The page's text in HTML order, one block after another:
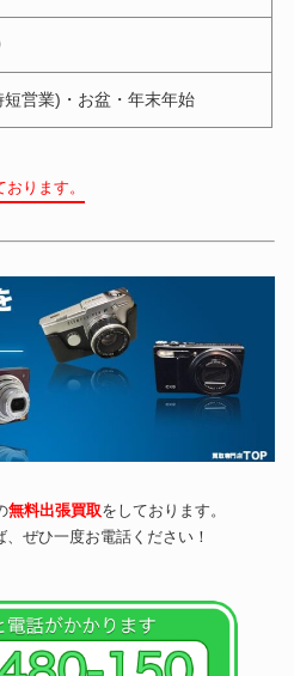
営業)・お盆・年末年始
ります。
無料出張買取をしております。
ぜひ一度お電話ください！